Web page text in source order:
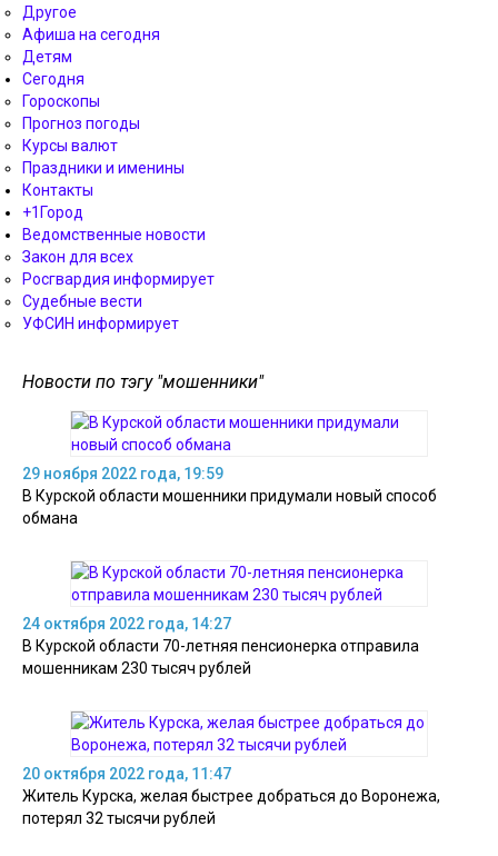
Другое
Афиша на сегодня
Детям
Сегодня
Гороскопы
Прогноз погоды
Курсы валют
Праздники и именины
Контакты
+1Город
Ведомственные новости
Закон для всех
Росгвардия информирует
Судебные вести
УФСИН информирует
Новости по тэгу "мошенники"
29 ноября 2022 года, 19:59
В Курской области мошенники придумали новый способ
обмана
24 октября 2022 года, 14:27
В Курской области 70-летняя пенсионерка отправила
мошенникам 230 тысяч рублей
20 октября 2022 года, 11:47
Житель Курска, желая быстрее добраться до Воронежа,
потерял 32 тысячи рублей